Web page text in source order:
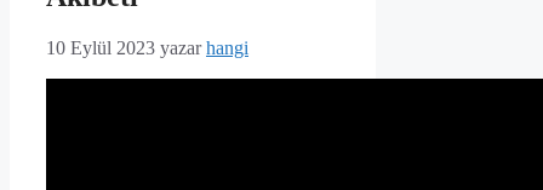
10 Eylül 2023 yazarhangi